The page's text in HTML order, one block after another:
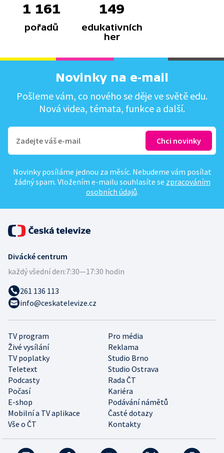
1 161
pořadů
149
edukativních
her
Novinky na e-mail
Pošleme vám, co nového se děje ve světě edu.
Nová videa, témata, funkce a další.
Novinky posíláme jednou za měsíc. Nebudeme vám posílat
žádný spam. Vložením e-mailu souhlasíte se zpracováním
osobních údajů.